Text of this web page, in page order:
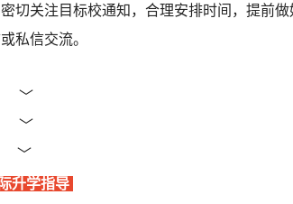
切关注目标校通知，合理安排时间，提前做
私信交流。
﹀
﹀
﹀
升学指导